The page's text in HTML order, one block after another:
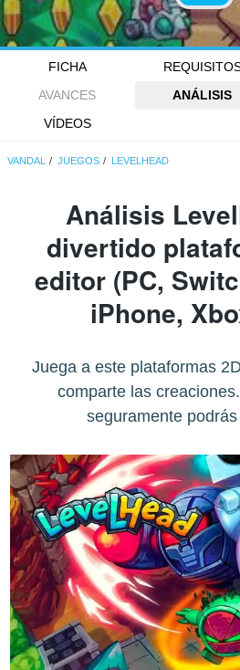
FICHA
AVANCES
ANÁLISIS
VÍDEOS
VANDAL JUEGOS LEVELHEAD
Análisis
divertido
editor (PC,
iPhone,
Juega a este plataformas
comparte las
seguramente